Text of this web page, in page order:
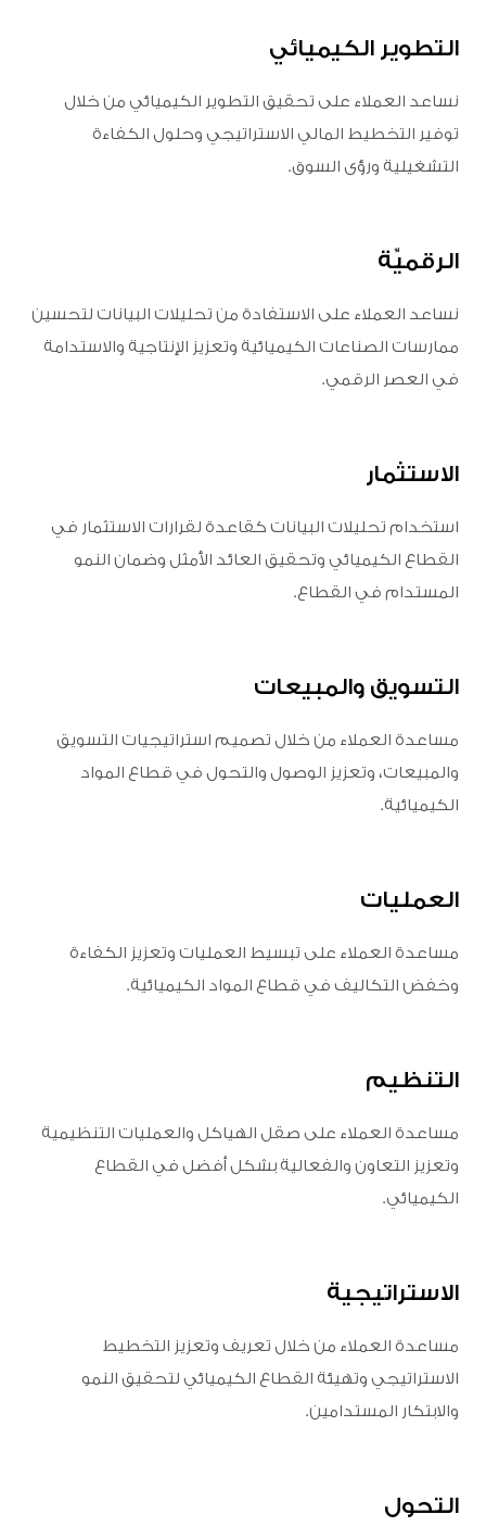
التطوير الكيميائي
نساعد العملاء على تحقيق التطوير الكيميائي من خلال
توفير التخطيط المالي الاستراتيجي وحلول الكفاءة
التشغيلية ورؤى السوق.
الرقميِّة
نساعد العملاء على الاستفادة من تحليلات البيانات لتحسين
ممارسات الصناعات الكيميائية وتعزيز الإنتاجية والاستدامة
في العصر الرقمي.
الاستثمار
استخدام تحليلات البيانات كقاعدة لقرارات الاستثمار في
القطاع الكيميائي وتحقيق العائد الأمثل وضمان النمو
المستدام في القطاع.
التسويق والمبيعات
مساعدة العملاء من خلال تصميم استراتيجيات التسويق
والمبيعات، وتعزيز الوصول والتحول في قطاع المواد
الكيميائية.
العمليات
مساعدة العملاء على تبسيط العمليات وتعزيز الكفاءة
وخفض التكاليف في قطاع المواد الكيميائية.
التنظيم
مساعدة العملاء على صقل الهياكل والعمليات التنظيمية
وتعزيز التعاون والفعالية بشكل أفضل في القطاع
الكيميائي.
الاستراتيجية
مساعدة العملاء من خلال تعريف وتعزيز التخطيط
الاستراتيجي وتهيئة القطاع الكيميائي لتحقيق النمو
والابتكار المستدامين.
التحول